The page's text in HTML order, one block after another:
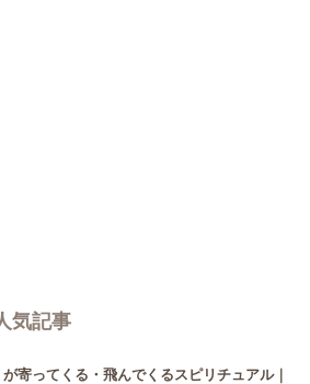
気記事
が寄ってくる・飛んでくるスピリチュアル｜